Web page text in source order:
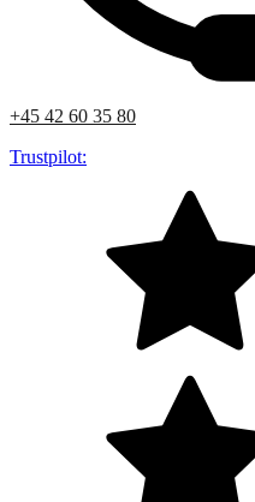
+45 42 60 35 80
Trustpilot: